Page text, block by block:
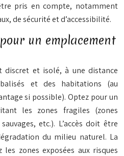
pris en compte, notamment
de sécurité et d’accessibilité.
un emplacement
discret et isolé, à une distance
et des habitations (au
si possible). Optez pour un
les zones fragiles (zones
etc.). L’accès doit être
du milieu naturel. La
zones exposées aux risques